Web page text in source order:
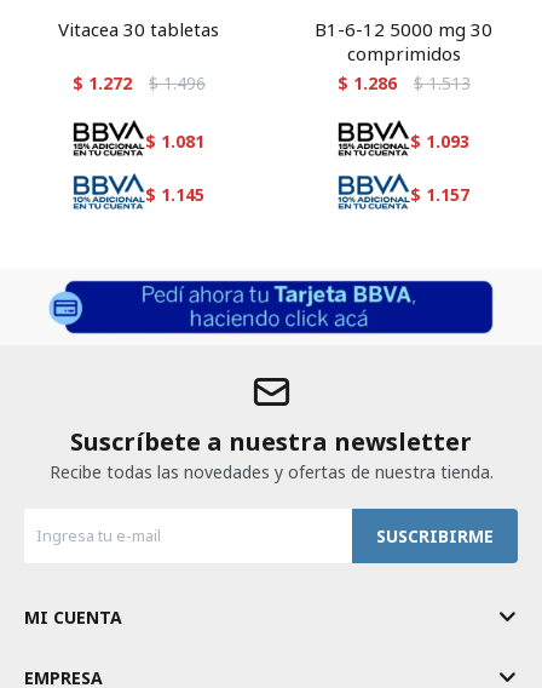
Vitacea 30 tabletas
$ 1.272 $ 1.496
$ 1.081
$ 1.145
B1-6-12 5000 mg 30
comprimidos
$ 1.286 $ 1.513
$ 1.093
$ 1.157
Suscríbete a nuestra newsletter
Recibe todas las novedades y ofertas de nuestra tienda.
SUSCRIBIRME
MI CUENTA
EMPRESA